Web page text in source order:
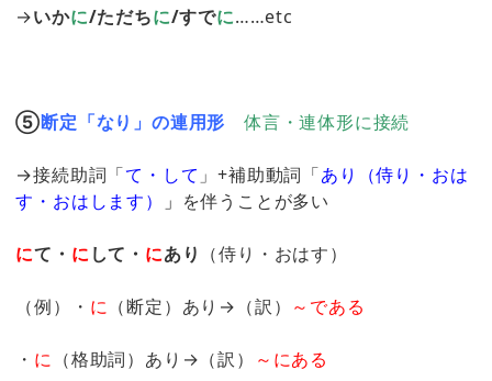
→いかに/ただちに/すでに……etc
⑤断定「なり」の連用形 体言・連体形に接続
→接続助詞「て・して 」+補助動詞「あり（侍り・おは
す・おはします）
」 を伴うことが多い
にて・ に して・ にあり （侍り・おはす）
（例）・ に （断定）あり→（訳） ～である
・ に （格助詞）あり→（訳） ～にある